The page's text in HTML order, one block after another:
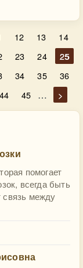
12 13
14
23 24
25
34 35
36
44 45 … >
помогает
всегда быть
связь между